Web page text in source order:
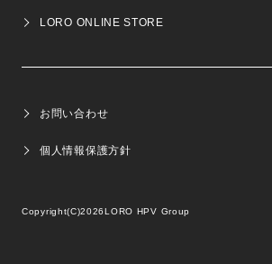
LORO ONLINE STORE
お問い合わせ
個人情報保護方針
Copyright(C)2026LORO HPV Group